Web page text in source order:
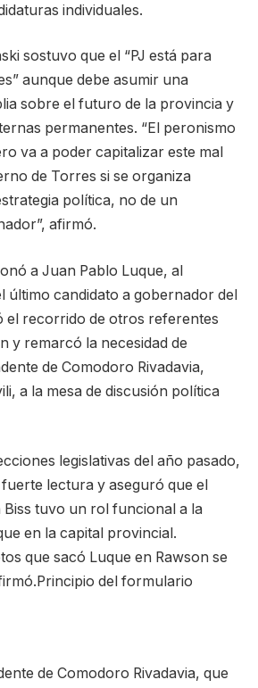
individuales.
sostuvo que el “PJ está para
aunque debe asumir una
sobre el futuro de la provincia y
permanentes. “El peronismo
va a poder capitalizar este mal
de Torres si se organiza
política, no de un
afirmó.
a Juan Pablo Luque, al
último candidato a gobernador del
recorrido de otros referentes
y remarcó la necesidad de
de Comodoro Rivadavia,
a la mesa de discusión política
legislativas del año pasado,
lectura y aseguró que el
Biss tuvo un rol funcional a la
en la capital provincial.
que sacó Luque en Rawson se
del formulario
de Comodoro Rivadavia, que